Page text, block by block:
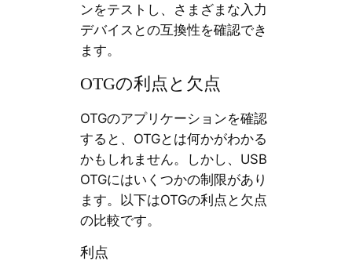
ンをテストし、さまざまな入力
デバイスとの互換性を確認でき
ます。
OTGの利点と欠点
OTGのアプリケーションを確認
すると、OTGとは何かがわかる
かもしれません。しかし、USB
OTGにはいくつかの制限があり
ます。以下はOTGの利点と欠点
の比較です。
利点